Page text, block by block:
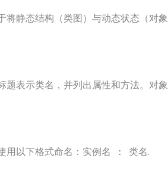
将静态结构（类图）与动态状态（对象
题表示类名，并列出属性和方法。对象
以下格式命名： 实例名 : 类名.